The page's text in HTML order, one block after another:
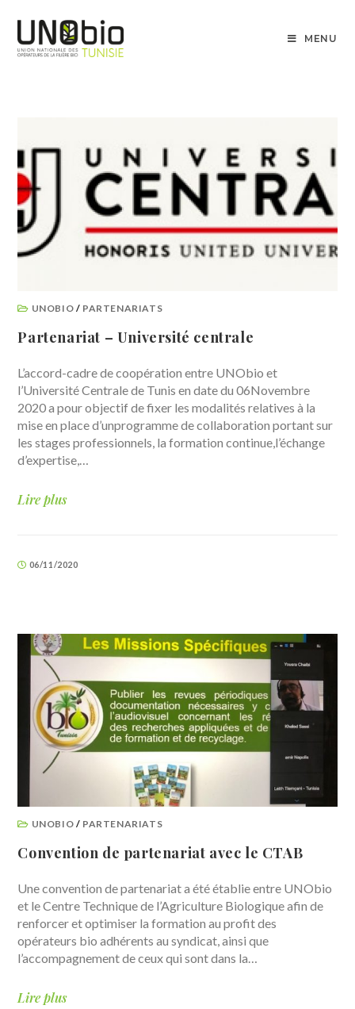
MENU
UNOBIO / PARTENARIATS
Partenariat – Université centrale
L’accord-cadre de coopération entre UNObio et
l’Université Centrale de Tunis en date du 06Novembre
2020 a pour objectif de fixer les modalités relatives à la
mise en place d’unprogramme de collaboration portant sur
les stages professionnels, la formation continue,l’échange
d’expertise,…
Lire plus
06/11/2020
UNOBIO / PARTENARIATS
Convention de partenariat avec le CTAB
Une convention de partenariat a été établie entre UNObio
et le Centre Technique de l’Agriculture Biologique afin de
renforcer et optimiser la formation au profit des
opérateurs bio adhérents au syndicat, ainsi que
l’accompagnement de ceux qui sont dans la…
Lire plus